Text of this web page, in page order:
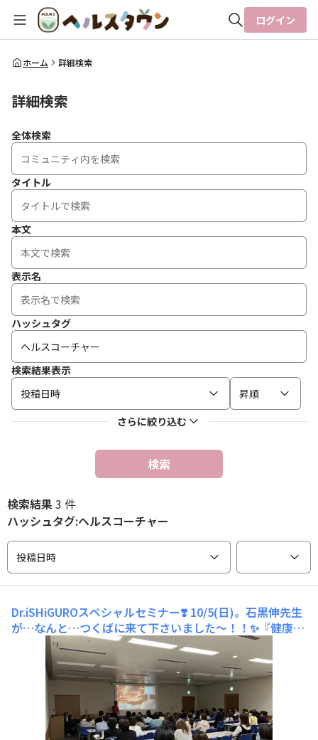
全体検索
ログイン
ホーム 詳細検索
詳細検索
全体検索
タイトル
本文
表示名
ハッシュタグ
検索結果表示
投稿日時
昇順
さらに絞り込む
検索
検索結果3 件
ハッシュタグ:ヘルスコーチャー
投稿日時
Dr.iSHiGUROスペシャルセミナー❣️ 10/5(日)。石黒伸先生
が…なんと…つくばに来て下さいました〜！！✨『健康は
家庭から〜家族に健康マイスターをつくろう〜』前の日に
は地元の新潟にも♡ 人の身体は建物と一緒で、年数が経
てば経つほどお金がかかる💰『安くて早くて美味しいも
の』は後で影響が出てくる。。。グサっと刺さりました💘